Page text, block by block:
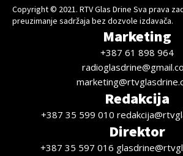
Copyright © 2021. RTV Glas Drine Sva prava
preuzimanje sadržaja bez dozvole izdavača.
Marketing
+387 61 898 964
Redakcija
+387 35 599 010
Direktor
+387 35 597 016